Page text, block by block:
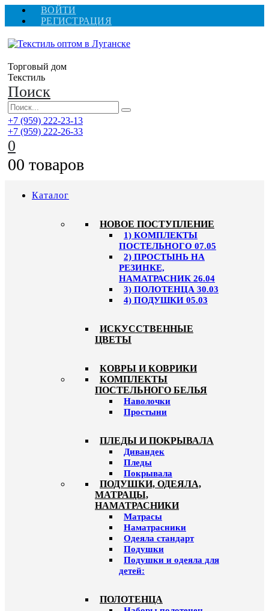
ВОЙТИ
РЕГИСТРАЦИЯ
Торговый дом
Текстиль
Поиск
+7 (959) 222-23-13
+7 (959) 222-26-33
0
00 товаров
Каталог
HОВОЕ ПОСТУПЛЕНИЕ
1) КОМПЛЕКТЫ
ПОСТЕЛЬНОГО 07.05
2) ПРОСТЫНЬ НА
РЕЗИНКЕ,
НАМАТРАСНИК 26.04
3) ПОЛОТЕНЦА 30.03
4) ПОДУШКИ 05.03
ИСКУССТВЕННЫЕ
ЦВЕТЫ
КОВРЫ И КОВРИКИ
КОМПЛЕКТЫ
ПОСТЕЛЬНОГО БЕЛЬЯ
Наволочки
Простыни
ПЛЕДЫ И ПОКРЫВАЛА
Дивандек
Пледы
Покрывала
ПОДУШКИ, ОДЕЯЛА,
МАТРАЦЫ,
НАМАТРАСНИКИ
Матрасы
Наматрасники
Одеяла стандарт
Подушки
Подушки и одеяла для
детей:
ПОЛОТЕНЦА